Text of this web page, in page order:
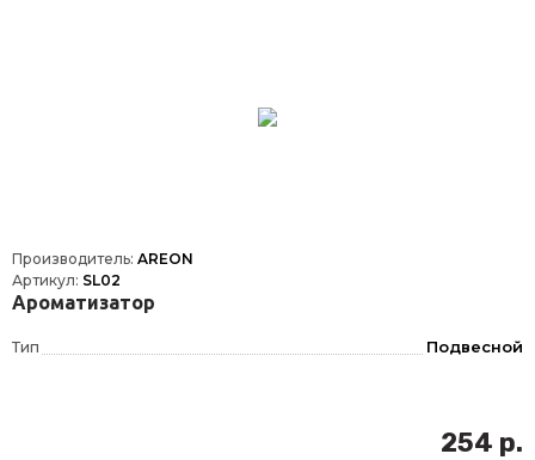
Производитель: AREON
Артикул: SL02
Ароматизатор
Тип Подвесной
254 р.